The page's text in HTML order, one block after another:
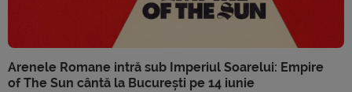
Arenele Romane intră sub Imperiul Soarelui: Empire
of The Sun cântă la București pe 14 iunie